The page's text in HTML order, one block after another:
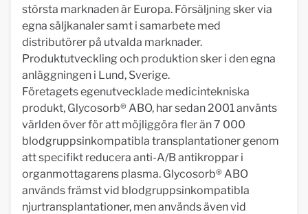
största marknaden är Europa. Försäljning sker via
egna säljkanaler samt i samarbete med
distributörer på utvalda marknader.
Produktutveckling och produktion sker i den egna
anläggningen i Lund, Sverige.
Företagets egenutvecklade medicintekniska
produkt, Glycosorb® ABO, har sedan 2001 använts
världen över för att möjliggöra fler än 7 000
blodgruppsinkompatibla transplantationer genom
att specifikt reducera anti-A/B antikroppar i
organmottagarens plasma. Glycosorb® ABO
används främst vid blodgruppsinkompatibla
njurtransplantationer, men används även vid